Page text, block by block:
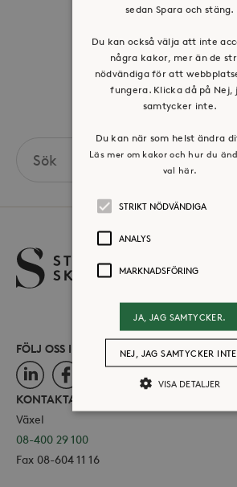
Press &
Volontär hos Stora
the
FÖLJ OSS I SOCIALA MEDIER
LinkedInFacebook
KONTAKTA OSS
Växel
08-400 29 100
Fax 08-604 11 16
sedan Spara och stäng.
Du kan också välja att inte
några kakor, mer än de
nödvändiga för att
fungera. Klicka då på Nej,
samtycker inte.
Du kan när som helst ändra
Läs mer om kakor och hur du
val här.
STRIKT NÖDVÄNDIGA
ANALYS
MARKNADSFÖRING
JA, JAG SAMTYCKER.
NEJ, JAG SAMTYCKER
VISA DETALJER